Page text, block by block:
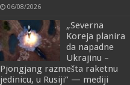
06/08/2026
„Severna
Koreja planira
da napadne
Ukrajinu –
Pjongjang razmešta raketnu
jedinicu, u Rusiji“ — mediji